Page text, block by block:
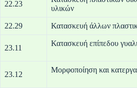
22.23
22.29 Κατασκευή άλλων
23.11
23.12